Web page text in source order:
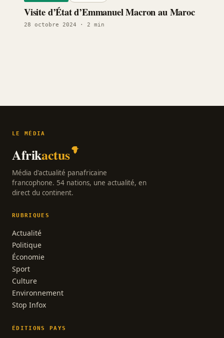
Visite d’État d’Emmanuel Macron au Maroc
28 octobre 2024 · 2 min
LE MÉDIA
Afrikactus
Média d'actualité panafricaine
francophone. 54 nations, une actualité, en
direct du continent.
RUBRIQUES
Actualité
Politique
Économie
Sport
Culture
Environnement
Stop Infox
ÉDITIONS PAYS